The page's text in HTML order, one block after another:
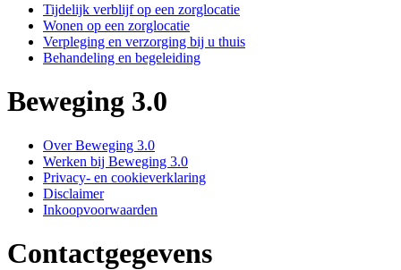
Tijdelijk verblijf op een zorglocatie
Wonen op een zorglocatie
Verpleging en verzorging bij u thuis
Behandeling en begeleiding
Beweging 3.0
Over Beweging 3.0
Werken bij Beweging 3.0
Privacy- en cookieverklaring
Disclaimer
Inkoopvoorwaarden
Contactgegevens